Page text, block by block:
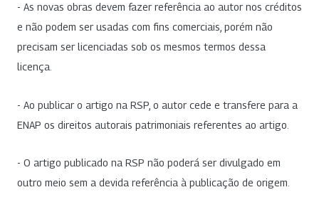
- As novas obras devem fazer referência ao autor nos créditos
e não podem ser usadas com fins comerciais, porém não
precisam ser licenciadas sob os mesmos termos dessa
licença.
- Ao publicar o artigo na RSP, o autor cede e transfere para a
ENAP os direitos autorais patrimoniais referentes ao artigo.
- O artigo publicado na RSP não poderá ser divulgado em
outro meio sem a devida referência à publicação de origem.